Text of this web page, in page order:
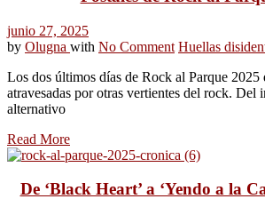
junio 27, 2025
by Olugna with No Comment Huellas
Los dos últimos días de Rock al Parque 2025
atravesadas por otras vertientes del rock. Del
alternativo
Read More
De ‘Black Heart’ a ‘Yendo a la